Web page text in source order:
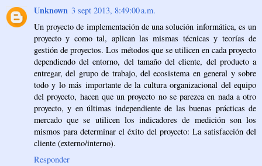
Unknown 3 sept 2013, 8:49:00 a.m.
Un proyecto de implementación de una solución informática, es un
proyecto y como tal, aplican las mismas técnicas y teorías de
gestión de proyectos. Los métodos que se utilicen en cada proyecto
dependiendo del entorno, del tamaño del cliente, del producto a
entregar, del grupo de trabajo, del ecosistema en general y sobre
todo y lo más importante de la cultura organizacional del equipo
del proyecto, hacen que un proyecto no se parezca en nada a otro
proyecto, y en últimas independiente de las buenas prácticas de
mercado que se utilicen los indicadores de medición son los
mismos para determinar el éxito del proyecto: La satisfacción del
cliente (externo/interno).
Responder